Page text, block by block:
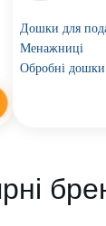
Дошки для
Менажниці
Обробні дошки